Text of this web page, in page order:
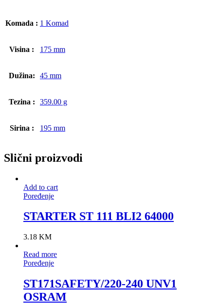
Komada : 1 Komad
Visina : 175 mm
Dužina: 45 mm
Tezina : 359.00 g
Sirina : 195 mm
Slični proizvodi
Add to cart
Poređenje
STARTER ST 111 BLI2 64000
3.18 KM
Read more
Poređenje
ST171SAFETY/220-240 UNV1
OSRAM